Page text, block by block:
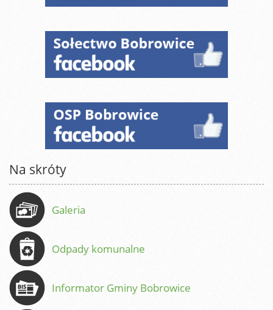
Na skróty
Galeria
Odpady komunalne
Informator Gminy Bobrowice